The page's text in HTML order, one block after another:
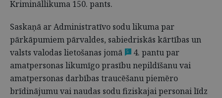
Krimināllikuma 150. pants.
Saskaņā ar Administratīvo sodu likuma par
pārkāpumiem pārvaldes, sabiedriskās kārtības un
valsts valodas lietošanas jomā
5
4. pantu par
amatpersonas likumīgo prasību nepildīšanu vai
amatpersonas darbības traucēšanu piemēro
brīdinājumu vai naudas sodu fiziskajai personai līdz